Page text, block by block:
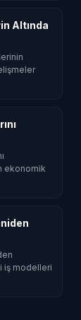
Altında
ekonomik
iş modelleri